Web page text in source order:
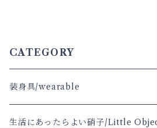
CATEGORY
装身具/wearable
耳飾り
生活にあったらよい硝子/Little